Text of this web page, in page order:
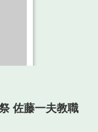
佐藤一夫教職